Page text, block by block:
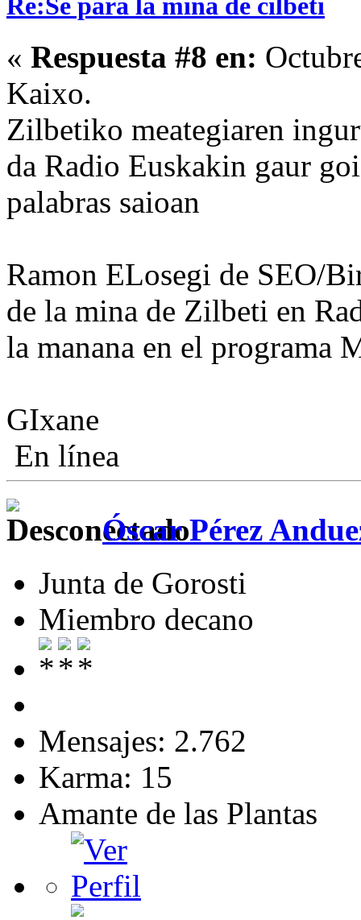
« Respuesta #8 en:
Kaixo.
Zilbetiko meategiaren
da Radio Euskakin gaur
palabras saioan
Ramon ELosegi de SEO/
de la mina de Zilbeti en
la manana en el programa
GIxane
En línea
Óscar Pérez
Junta de Gorosti
Miembro decano
Mensajes: 2.762
Karma: 15
Amante de las Plantas